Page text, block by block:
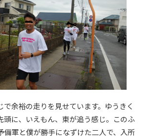
で余裕の走りを見せています。ゆうきく
頭に、いえもん、東が追う感じ。このふ
備軍と僕が勝手になずけた二人で、入所